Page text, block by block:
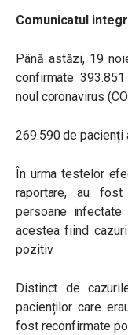
Comunicatul
Până astăzi, 19
confirmate
noul coronavirus
269.590 de pacienți
În urma testelor
raportare, au
persoane
acestea fiind
pozitiv.
Distinct de
pacienților care
fost reconfirmate